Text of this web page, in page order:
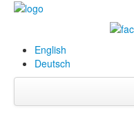
English
Deutsch